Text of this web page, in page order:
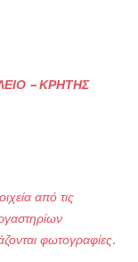
– ΚΡΗΤΗΣ
από τις
φωτογραφίες.